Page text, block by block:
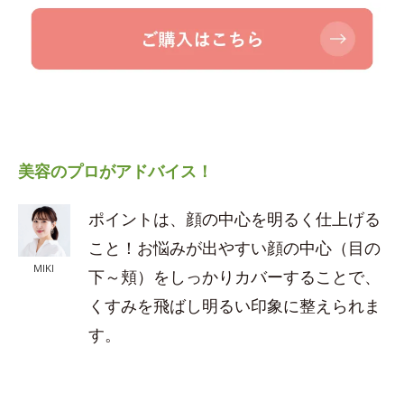
美容のプロがアドバイス！
MIKI
ポイントは、顔の中心を明るく仕上げる
こと！お悩みが出やすい顔の中心（目の
下～頬）をしっかりカバーすることで、
くすみを飛ばし明るい印象に整えられま
す。